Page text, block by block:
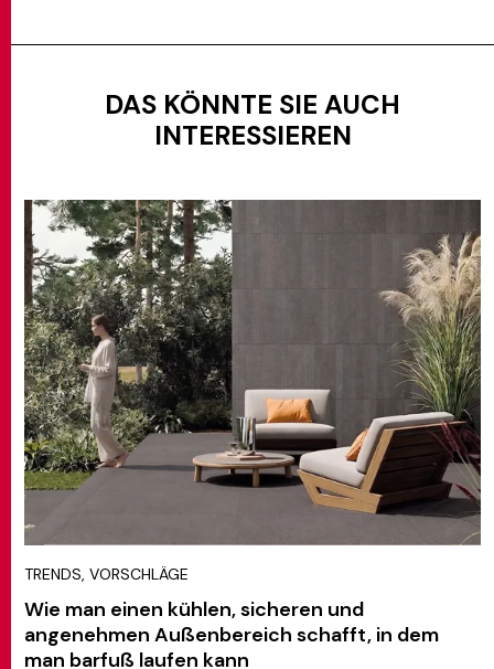
DAS KÖNNTE SIE AUCH
INTERESSIEREN
TRENDS, VORSCHLÄGE
Wie man einen kühlen, sicheren und
angenehmen Außenbereich schafft, in dem
man barfuß laufen kann